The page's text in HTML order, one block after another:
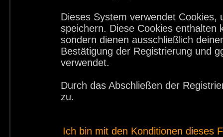
Dieses System verwendet
speichern. Diese Cookies enthalten
sondern dienen ausschließlich
Bestätigung der Registrierung und
verwendet.
Durch das Abschließen der
zu.
Ich bin mit den Konditionen dieses